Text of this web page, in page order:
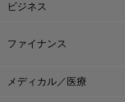
ビジネス
ファイナンス
メディカル／医療